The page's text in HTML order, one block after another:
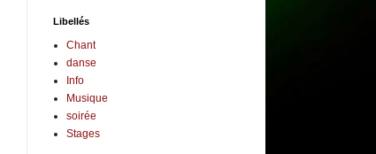
Libellés
Chant
danse
Info
Musique
soirée
Stages